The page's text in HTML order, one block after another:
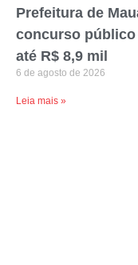
Prefeitura de
concurso público
até R$ 8,9 mil
6 de agosto de 2026
Leia mais »